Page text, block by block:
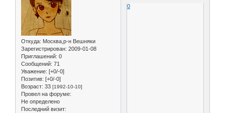
Откуда: Москва,р-н Вешняки
Зарегистрирован: 2009-01-08
Приглашений: 0
Сообщений: 71
Уважение: [+0/-0]
Позитив: [+0/-0]
Возраст: 33 [1992-10-10]
Провел на форуме:
Не определено
Последний визит:
0